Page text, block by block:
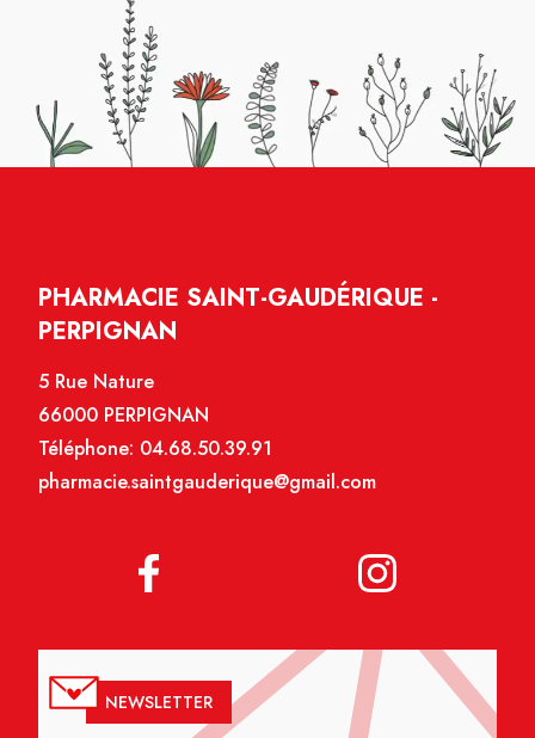
PHARMACIE SAINT-GAUDÉRIQUE -
PERPIGNAN
5 Rue Nature
66000 PERPIGNAN
Téléphone: 04.68.50.39.91
pharmacie.saintgauderique@gmail.com
NEWSLETTER